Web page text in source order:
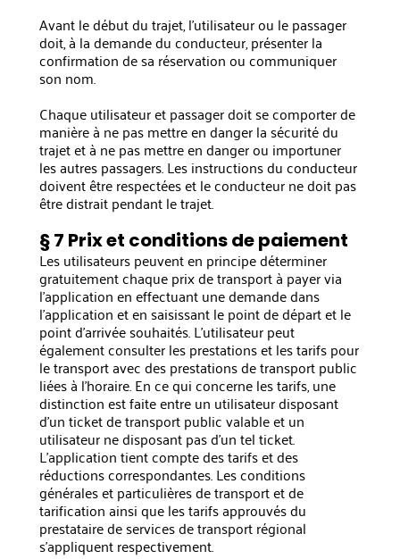
Avant le début du trajet, l'utilisateur ou le passager
doit, à la demande du conducteur, présenter la
confirmation de sa réservation ou communiquer
son nom.
Chaque utilisateur et passager doit se comporter de
manière à ne pas mettre en danger la sécurité du
trajet et à ne pas mettre en danger ou importuner
les autres passagers. Les instructions du conducteur
doivent être respectées et le conducteur ne doit pas
être distrait pendant le trajet.
§ 7 Prix et conditions de paiement
Les utilisateurs peuvent en principe déterminer
gratuitement chaque prix de transport à payer via
l'application en effectuant une demande dans
l'application et en saisissant le point de départ et le
point d'arrivée souhaités. L'utilisateur peut
également consulter les prestations et les tarifs pour
le transport avec des prestations de transport public
liées à l'horaire. En ce qui concerne les tarifs, une
distinction est faite entre un utilisateur disposant
d'un ticket de transport public valable et un
utilisateur ne disposant pas d'un tel ticket.
L'application tient compte des tarifs et des
réductions correspondantes. Les conditions
générales et particulières de transport et de
tarification ainsi que les tarifs approuvés du
prestataire de services de transport régional
s'appliquent respectivement.